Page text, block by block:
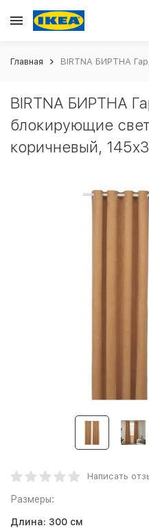
Главная BIRTNA БИРТНА
BIRTNA БИРТНА
блокирующие
коричневый,
Написать
Размеры:
Длина: 300 см